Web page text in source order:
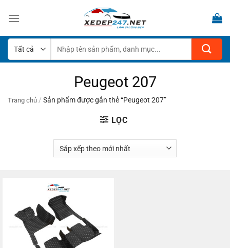
qua
dung
kiếm:
Peugeot 207
Trang chủ / Sản phẩm được gắn thẻ “Peugeot 207”
LỌC